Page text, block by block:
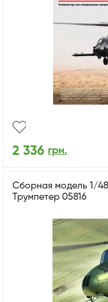
2 336 грн.
Сборная модель 1/
Трумпетер 05816